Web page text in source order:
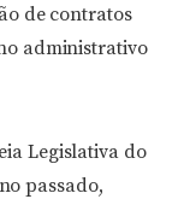
de contratos
administrativo
Legislativa do
passado,